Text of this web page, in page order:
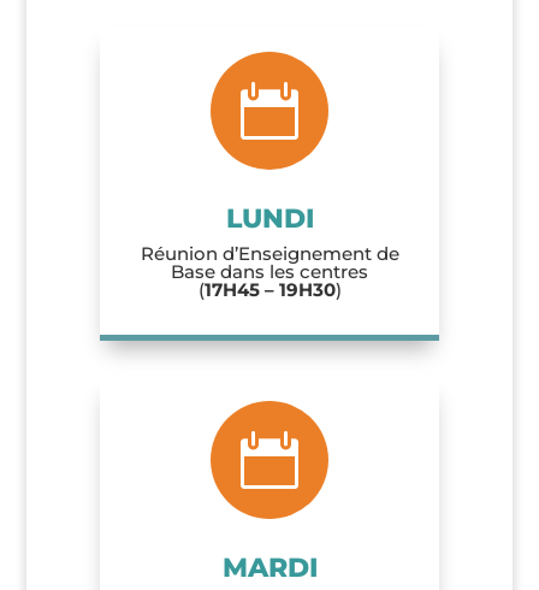

LUNDI
Réunion d’Enseignement de
Base dans les centres
(17H45 – 19H30)

MARDI